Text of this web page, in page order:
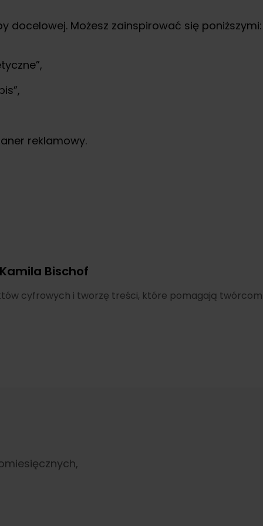
Możesz zainspirować się poniższymi:
reklamowy.
Kamila Bischof
cyfrowych i tworzę treści, które pomagają twórcom